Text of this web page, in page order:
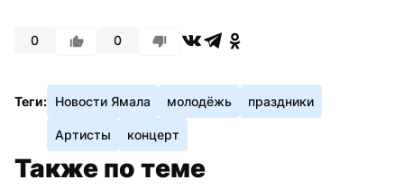
0 0
Теги: Новости Ямала молодёжь праздники
Артисты концерт
Также по теме